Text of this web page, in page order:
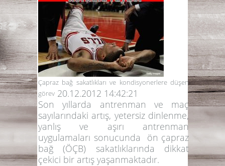
Çapraz bağ sakatlıkları ve kondisyonerlere düşen
görev 20.12.2012 14:42:21
Son yıllarda antrenman ve maç
sayılarındaki artış, yetersiz dinlenme,
yanlış ve aşırı antrenman
uygulamaları sonucunda ön çapraz
bağ (ÖÇB) sakatlıklarında dikkat
çekici bir artış yaşanmaktadır.